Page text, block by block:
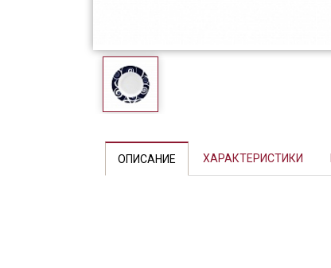
ОПИСАНИЕ ХАРАКТЕРИСТИКИ